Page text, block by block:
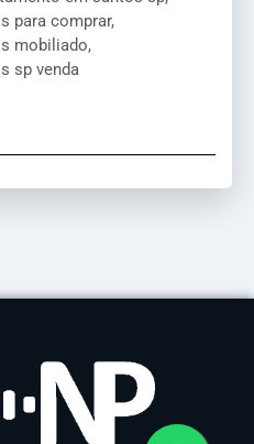
para comprar,
mobiliado,
sp venda